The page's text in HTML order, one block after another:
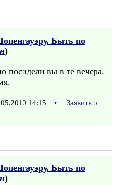
Быть по
)
посидели вы в те вечера.
14:15 •
Заявить о
Быть по
)